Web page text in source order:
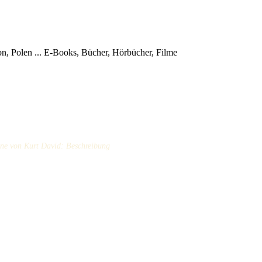
Polen ... E-Books, Bücher, Hörbücher, Filme
von Kurt David: Beschreibung